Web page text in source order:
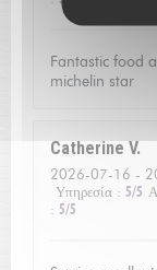
Fantastic food
michelin star
Catherine V
2026-07-16 -
Υπηρεσία : 5/5
: 5/5